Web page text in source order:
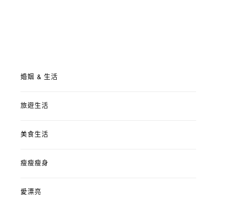
婚姻 & 生活
旅遊生活
美食生活
瘦瘦瘦身
愛漂亮